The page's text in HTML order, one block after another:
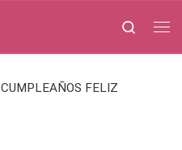
Search
CUMPLEAÑOS FELIZ